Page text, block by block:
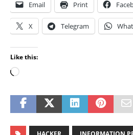
Email Print
X Telegram
Like this: